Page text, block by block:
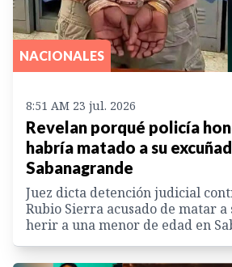
NACIONALES
8:51 AM 23 jul. 2026
Revelan porqué policía
habría matado a su
Sabanagrande
Juez dicta detención judicial
Rubio Sierra acusado de matar a
herir a una menor de edad en